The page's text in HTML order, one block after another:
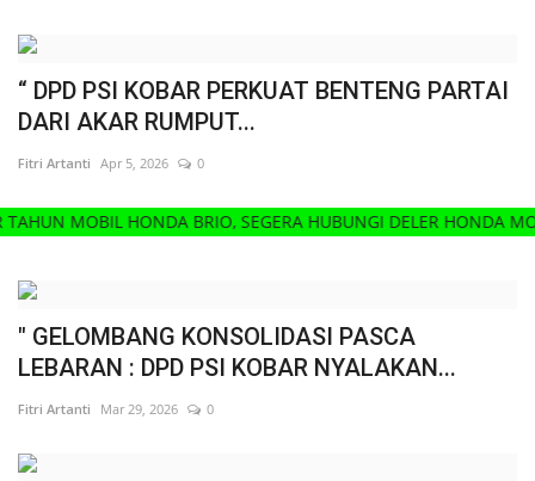
“ DPD PSI KOBAR PERKUAT BENTENG PARTAI
DARI AKAR RUMPUT...
Fitri Artanti Apr 5, 2026 0
HONDA BRIO, SEGERA HUBUNGI DELER HONDA MOBIL
" GELOMBANG KONSOLIDASI PASCA
LEBARAN : DPD PSI KOBAR NYALAKAN...
Fitri Artanti Mar 29, 2026 0